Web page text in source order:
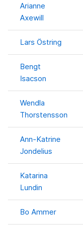
Arianne
Axewill
Lars Östring
Bengt
Isacson
Wendla
Thorstensson
Ann-Katrine
Jondelius
Katarina
Lundin
Bo Ammer